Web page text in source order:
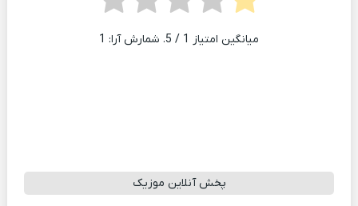
میانگین امتیاز 1 / 5. شمارش آرا: 1
پخش آنلاین موزیک